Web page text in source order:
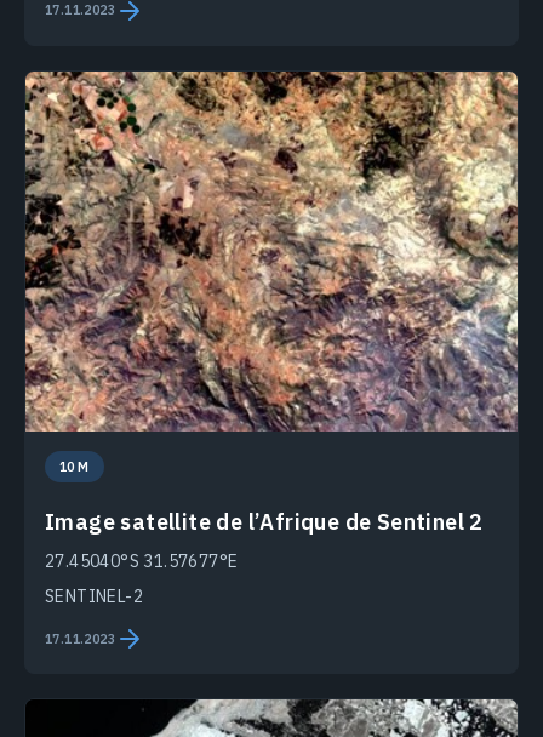
17.11.2023
10 M
Image satellite de l’Afrique de Sentinel 2
27.45040°S 31.57677°E
SENTINEL-2
17.11.2023